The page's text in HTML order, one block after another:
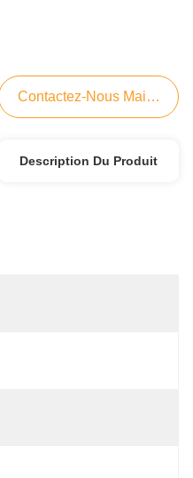
Contactez-Nous Maintenant
Description Du Produit